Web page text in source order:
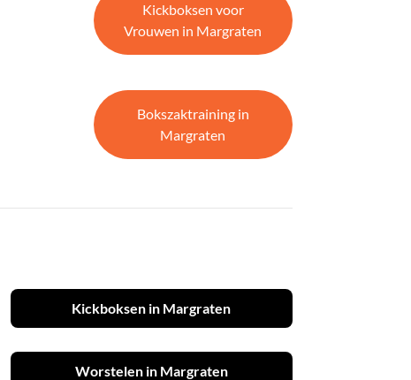
Kickboksen voor
Vrouwen in Margraten
Bokszaktraining in
Margraten
Kickboksen in Margraten
Worstelen in Margraten